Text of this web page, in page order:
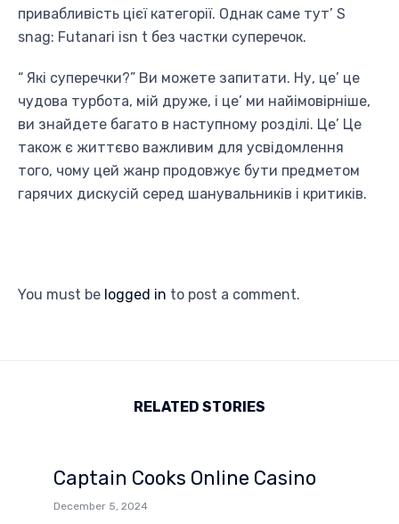
привабливість цієї категорії. Однак саме тут’ S
snag: Futanari isn t без частки суперечок.
“ Які суперечки?” Ви можете запитати. Ну, це’ це
чудова турбота, мій друже, і це’ ми найімовірніше,
ви знайдете багато в наступному розділі. Це’ Це
також є життєво важливим для усвідомлення
того, чому цей жанр продовжує бути предметом
гарячих дискусій серед шанувальників і критиків.
You must be logged in to post a comment.
RELATED STORIES
Captain Cooks Online Casino
December 5, 2024